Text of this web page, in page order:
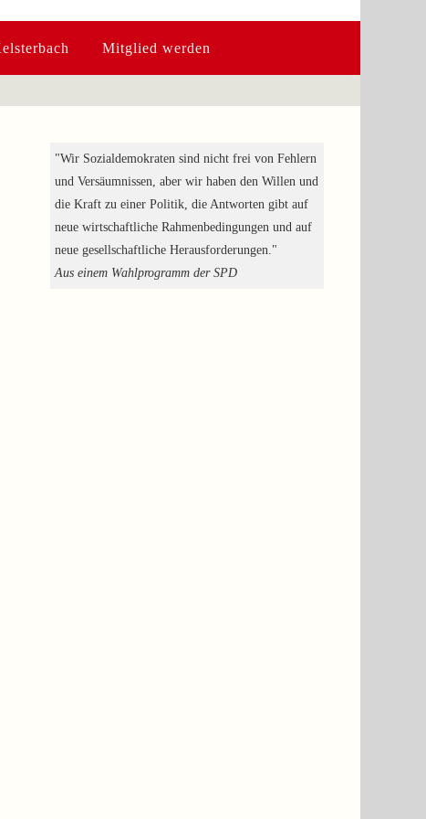
Mitglied werden
"Wir Sozialdemokraten sind nicht frei von Fehlern
und Versäumnissen, aber wir haben den Willen und
die Kraft zu einer Politik, die Antworten gibt auf
neue wirtschaftliche Rahmenbedingungen und auf
neue gesellschaftliche Herausforderungen."
Aus einem Wahlprogramm der SPD